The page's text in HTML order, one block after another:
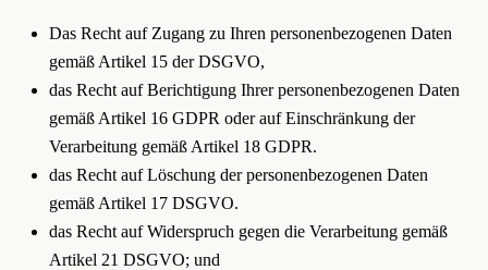
Das Recht auf Zugang zu Ihren personenbezogenen Daten
gemäß Artikel 15 der DSGVO,
das Recht auf Berichtigung Ihrer personenbezogenen Daten
gemäß Artikel 16 GDPR oder auf Einschränkung der
Verarbeitung gemäß Artikel 18 GDPR.
das Recht auf Löschung der personenbezogenen Daten
gemäß Artikel 17 DSGVO.
das Recht auf Widerspruch gegen die Verarbeitung gemäß
Artikel 21 DSGVO; und